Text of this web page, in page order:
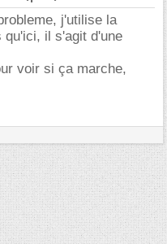
j'utilise la
qu'ici, il s'agit d'une
voir si ça marche,